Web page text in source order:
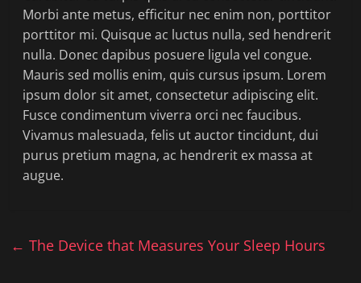
Morbi ante metus, efficitur nec enim non, porttitor
porttitor mi. Quisque ac luctus nulla, sed hendrerit
nulla. Donec dapibus posuere ligula vel congue.
Mauris sed mollis enim, quis cursus ipsum. Lorem
ipsum dolor sit amet, consectetur adipiscing elit.
Fusce condimentum viverra orci nec faucibus.
Vivamus malesuada, felis ut auctor tincidunt, dui
purus pretium magna, ac hendrerit ex massa at
augue.
← The Device that Measures Your Sleep Hours